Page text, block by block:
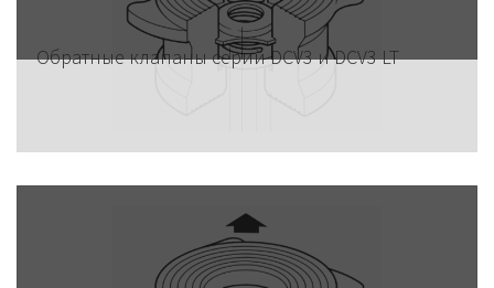
Обратные клапаны серий DCV3 и DCV3 LT